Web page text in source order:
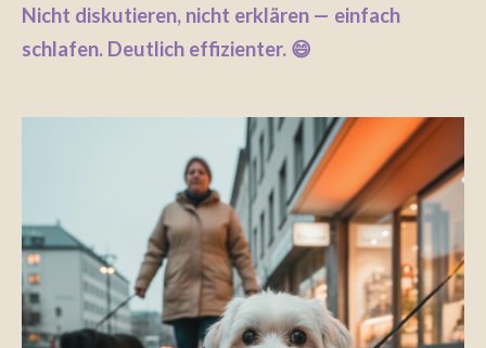
Nicht diskutieren, nicht erklären — einfach
schlafen. Deutlich effizienter. 😄